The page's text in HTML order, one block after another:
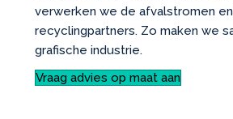
verwerken we de afvalstromen
recyclingpartners. Zo maken we
grafische industrie.
Vraag advies op maat aan